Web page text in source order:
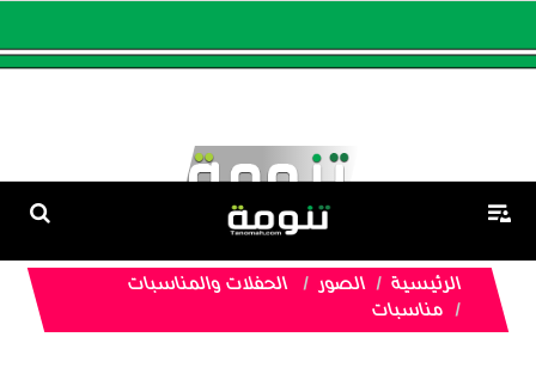
الرئيسية الصور
الحفلات والمناسبات
مناسبات